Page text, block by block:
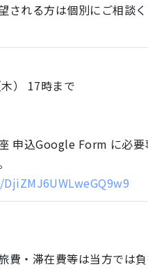
れる方は個別にご相談
） 17時まで
申込Google Form に必要
費・滞在費等は当方では